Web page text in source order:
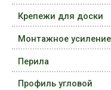
Крепежи для доски
Монтажное усиление
Перила
Профиль угловой